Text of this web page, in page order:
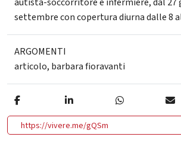
settembre con copertura diurna dalle 8
ARGOMENTI
articolo, barbara fioravanti
https://vivere.me/gQSm